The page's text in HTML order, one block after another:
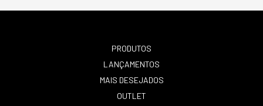
PRODUTOS
LANÇAMENTOS
MAIS DESEJADOS
OUTLET